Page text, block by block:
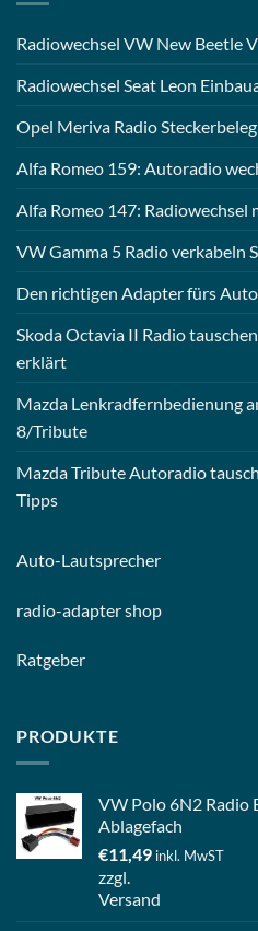
Radiowechsel VW New Beetle
Radiowechsel Seat Leon
Opel Meriva Radio
Alfa Romeo 159: Autoradio
Alfa Romeo 147: Radiowechsel
VW Gamma 5 Radio verkabeln
Den richtigen Adapter fürs
Skoda Octavia II Radio
erklärt
Mazda Lenkradfernbedienung
8/Tribute
Mazda Tribute Autoradio
Tipps
Auto-Lautsprecher
radio-adapter shop
Ratgeber
PRODUKTE
VW Polo 6N2 Radio
Ablagefach
€11,49 inkl. MwST
zzgl.
Versand